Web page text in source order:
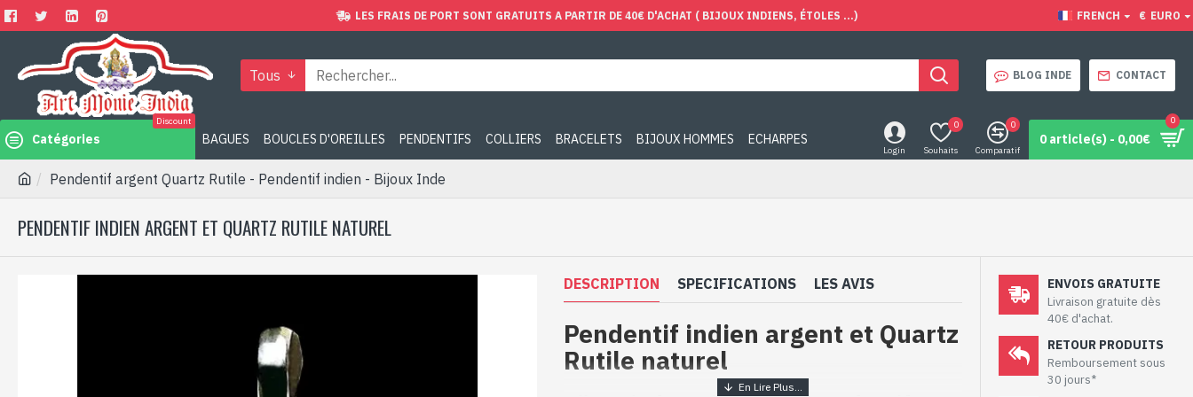
LES FRAIS DE PORT SONT GRATUITS A PARTIR DE 40€ D'ACHAT ( BIJOUX INDIENS, ÉTOLES ...) FRENCH € EURO
Tous BLOG INDE CONTACT
Catégories
Discount
BAGUES BOUCLES D'OREILLES PENDENTIFS COLLIERS BRACELETS BIJOUX HOMMES ECHARPES
Login Souhaits
0
Comparatif
0
0 article(s) - 0,00€
0
Pendentif argent Quartz Rutile - Pendentif indien - Bijoux Inde
PENDENTIF INDIEN ARGENT ET QUARTZ RUTILE NATUREL
DESCRIPTION SPECIFICATIONS LES AVIS
Pendentif indien argent et Quartz
Rutile naturel
ENVOIS GRATUITE
Livraison gratuite dès
40€ d'achat.
RETOUR PRODUITS
Remboursement sous
30 jours*